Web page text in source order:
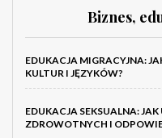
Biznes,
EDUKACJA MIGRACYJNA:
KULTUR I JĘZYKÓW?
EDUKACJA SEKSUALNA:
ZDROWOTNYCH I